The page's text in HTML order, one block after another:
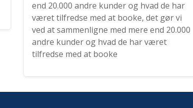
end 20.000 andre kunder og hvad de har
været tilfredse med at booke, det gør vi
ved at sammenligne med mere end 20.000
andre kunder og hvad de har været
tilfredse med at booke